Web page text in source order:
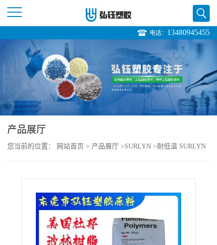
页
公
电话： 13480945455
产品展厅
您当前的位置： 网站首页 > 产品展厅 >SURLYN >耐低温 SURLYN